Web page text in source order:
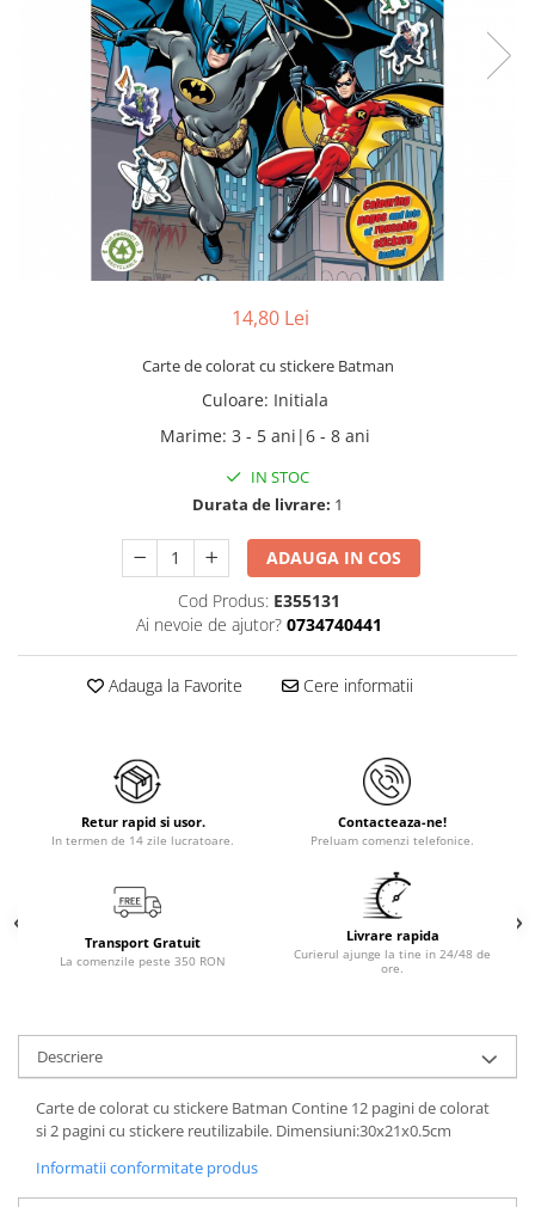
14,80 Lei
Carte de colorat cu stickere Batman
Culoare: Initiala
Marime: 3 - 5 ani|6 - 8 ani
IN STOC
Durata de livrare: 1
ADAUGA IN COS
Cod Produs: E355131
Ai nevoie de ajutor? 0734740441
Adauga la Favorite Cere informatii
Retur rapid si usor.
In termen de 14 zile lucratoare.
Contacteaza-ne!
Preluam comenzi telefonice.
Transport Gratuit
La comenzile peste 350 RON
Livrare rapida
Curierul ajunge la tine in 24/48 de
ore.
Descriere
Carte de colorat cu stickere Batman Contine 12 pagini de colorat
si 2 pagini cu stickere reutilizabile. Dimensiuni:30x21x0.5cm
Informatii conformitate produs